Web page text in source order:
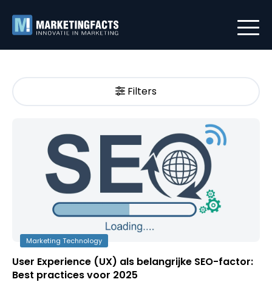
Filters
Marketing Technology
User Experience (UX) als belangrijke SEO-factor:
Best practices voor 2025